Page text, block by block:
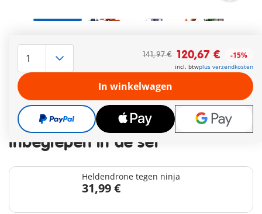
Leveringstermijn op dit moment 3 tot 5 werkdagen
Gratis verzending vanaf €30
141,97 € -15%
incl. btwplus verzendkosten
141,97 € 120,67 € -15%
incl. btwplus verzendkosten
In winkelwagen
Inbegrepen in de set
Heldendrone tegen ninja
31,99 €